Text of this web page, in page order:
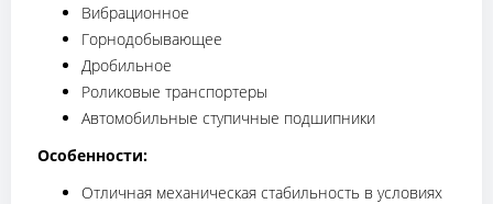
Вибрационное
Горнодобывающее
Дробильное
Роликовые транспортеры
Автомобильные ступичные подшипники
Особенности:
Отличная механическая стабильность в условиях